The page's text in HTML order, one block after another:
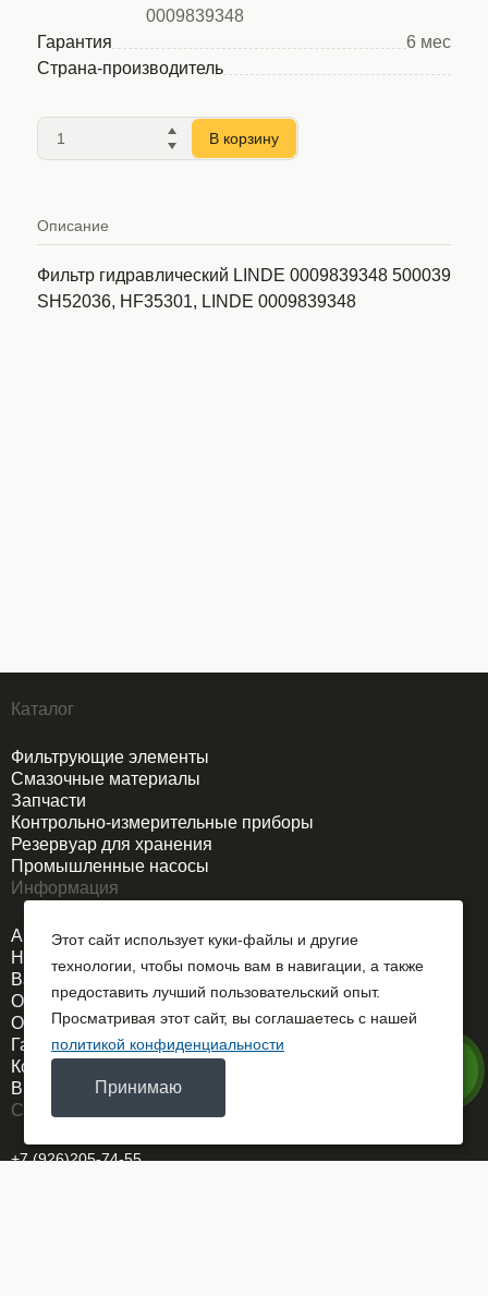
0009839348
Гарантия
6 мес
Страна-производитель
В корзину
Описание
Фильтр гидравлический LINDE 0009839348 500039
SH52036, HF35301, LINDE 0009839348
Каталог
Фильтрующие элементы
Смазочные материалы
Запчасти
Контрольно-измерительные приборы
Резервуар для хранения
Промышленные насосы
Информация
Акции
Новости
Вакансии
О компании
Оплата и доставка
Гарантия
Контакты
Выездной сервис
Связаться
+7 (926)205-74-55
Этот сайт использует куки-файлы и другие
технологии, чтобы помочь вам в навигации, а также
предоставить лучший пользовательский опыт.
Просматривая этот сайт, вы соглашаетесь с нашей
политикой конфиденциальности
Принимаю